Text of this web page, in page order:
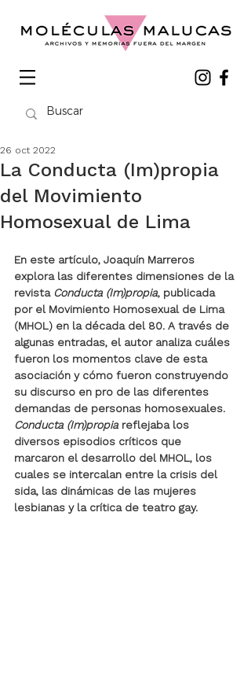
La Conducta (Im)propia
del Movimiento
Homosexual de Lima
26 oct 2022
En este artículo, Joaquín Marreros
explora las diferentes dimensiones de la
revista Conducta (Im)propia, publicada
por el Movimiento Homosexual de Lima
(MHOL) en la década del 80. A través de
algunas entradas, el autor analiza cuáles
fueron los momentos clave de esta
asociación y cómo fueron construyendo
su discurso en pro de las diferentes
demandas de personas homosexuales.
Conducta (Im)propia reflejaba los
diversos episodios críticos que
marcaron el desarrollo del MHOL, los
cuales se intercalan entre la crisis del
sida, las dinámicas de las mujeres
lesbianas y la crítica de teatro gay.